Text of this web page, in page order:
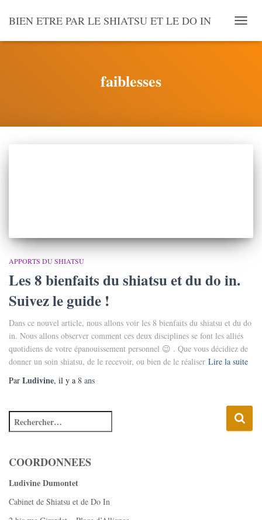
BIEN ETRE PAR LE SHIATSU ET LE DO IN
LA
faiblesses
APPORTS DU SHIATSU
Les 8 bienfaits du shiatsu et du do in.
Suivez le guide !
Dans ce nouvel article, nous allons voir les 8 bienfaits du shiatsu et du do
in. Nous allons observer comment ces deux disciplines se font les alliés
quotidiens de votre épanouissement personnel 😉 . Que vous décidiez de
donner un soin shiatsu, de le recevoir, ou bien de le réaliser Lire la suite
Par Ludivine, il y a 8 ans
COORDONNEES
Ludivine Dumontet
Cabinet de Shiatsu et de Do In